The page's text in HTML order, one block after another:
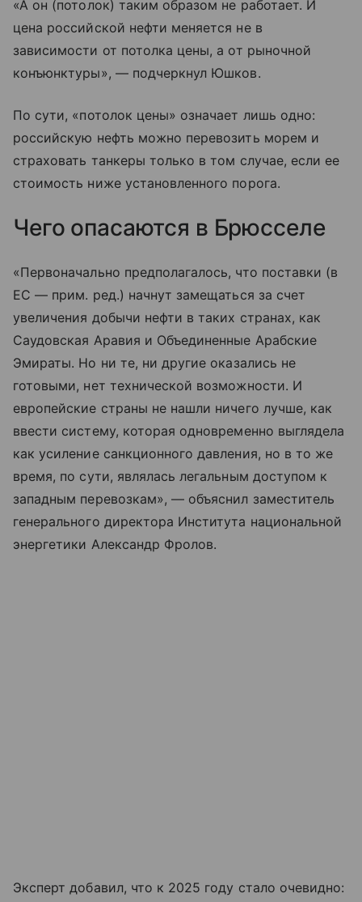
«А он (потолок) таким образом не работает. И
цена российской нефти меняется не в
зависимости от потолка цены, а от рыночной
конъюнктуры», — подчеркнул Юшков.
По сути, «потолок цены» означает лишь одно:
российскую нефть можно перевозить морем и
страховать танкеры только в том случае, если ее
стоимость ниже установленного порога.
Чего опасаются в Брюсселе
«Первоначально предполагалось, что поставки (в
ЕС — прим. ред.) начнут замещаться за счет
увеличения добычи нефти в таких странах, как
Саудовская Аравия и Объединенные Арабские
Эмираты. Но ни те, ни другие оказались не
готовыми, нет технической возможности. И
европейские страны не нашли ничего лучше, как
ввести систему, которая одновременно выглядела
как усиление санкционного давления, но в то же
время, по сути, являлась легальным доступом к
западным перевозкам», — объяснил заместитель
генерального директора Института национальной
энергетики Александр Фролов.
Эксперт добавил, что к 2025 году стало очевидно: